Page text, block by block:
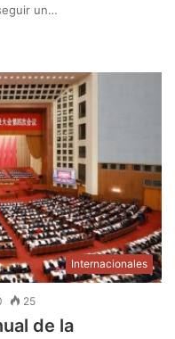
un…
Internacionales
25
de la